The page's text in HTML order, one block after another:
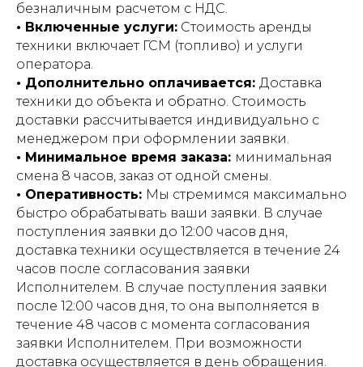
безналичным расчетом с НДС.
• Включенные услуги: Стоимость аренды
техники включает ГСМ (топливо) и услуги
оператора.
• Дополнительно оплачивается: Доставка
техники до объекта и обратно. Стоимость
доставки рассчитывается индивидуально с
менеджером при оформлении заявки.
• Минимальное время заказа: минимальная
смена 8 часов, заказ от одной смены.
• Оперативность: Мы стремимся максимально
быстро обрабатывать ваши заявки. В случае
поступления заявки до 12:00 часов дня,
доставка техники осуществляется в течение 24
часов после согласования заявки
Исполнителем. В случае поступления заявки
после 12:00 часов дня, то она выполняется в
течение 48 часов с момента согласования
заявки Исполнителем. При возможности
доставка осуществляется в день обращения.